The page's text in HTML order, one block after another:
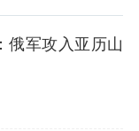
俄军攻入亚历山